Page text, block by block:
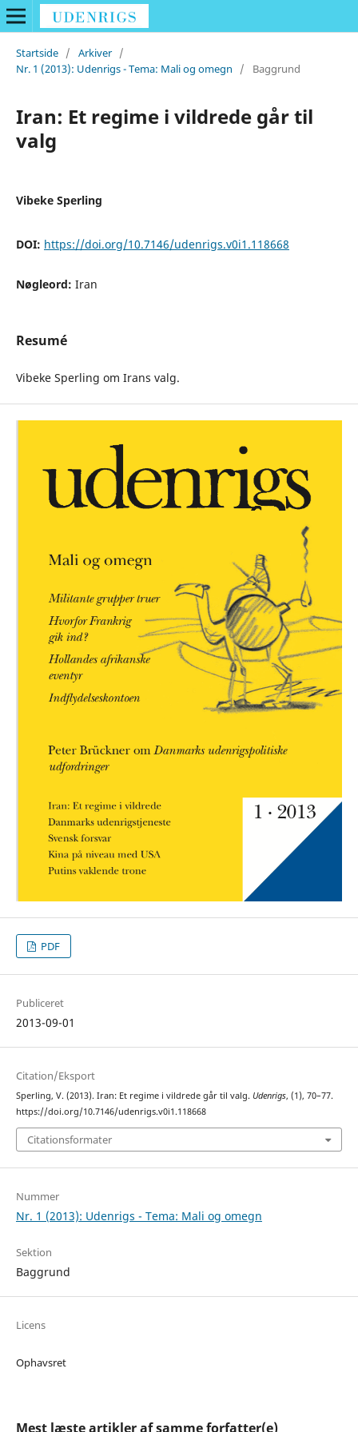
Startside / Arkiver /
Nr. 1 (2013): Udenrigs - Tema: Mali og omegn
/ Baggrund
Iran: Et regime i vildrede går til
valg
Vibeke Sperling
DOI: https://doi.org/10.7146/udenrigs.v0i1.118668
Nøgleord: Iran
Resumé
Vibeke Sperling om Irans valg.
PDF
Publiceret
2013-09-01
Citation/Eksport
Sperling, V. (2013). Iran: Et regime i vildrede går til valg. Udenrigs, (1), 70–77.
https://doi.org/10.7146/udenrigs.v0i1.118668
Citationsformater
Nummer
Nr. 1 (2013): Udenrigs - Tema: Mali og omegn
Sektion
Baggrund
Licens
Ophavsret
Mest læste artikler af samme forfatter(e)